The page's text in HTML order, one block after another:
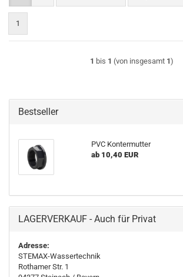
1
1 bis 1 (von insgesamt 1)
Bestseller
PVC Kontermutter
ab 10,40 EUR
LAGERVERKAUF - Auch für Privat
Adresse:
STEMAX-Wassertechnik
Rothamer Str. 1